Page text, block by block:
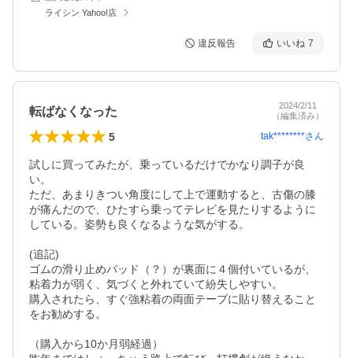
ライシン Yahoo!店
違反報告 いいね 7
転ばなくなった
2024/2/11
（編集済み）
5 tak********さん
試しに買ってみたが、乗っているだけでかなり調子が良
い。
ただ、あまりきつい角度にして上で運動すると、古傷の膝
が痛んだので、ひたすら乗ってテレビを見たりするように
している。姿勢も良くなるような気がする。
(追記)
ゴムの滑り止めパッド（？）が裏面に４個付いているが、
粘着力が弱く、気づくと外れていて紛失しやすい。
購入されたら、すぐ強粘着の両面テープに貼り替えること
をお勧めする。
（購入から10か月弱経過）